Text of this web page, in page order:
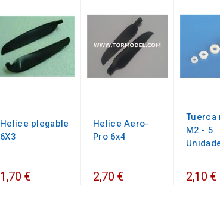
Helice plegable
6X3
1,70 €
Helice Aero-
Pro 6x4
2,70 €
Tuerca
M2 - 5
2,10 €